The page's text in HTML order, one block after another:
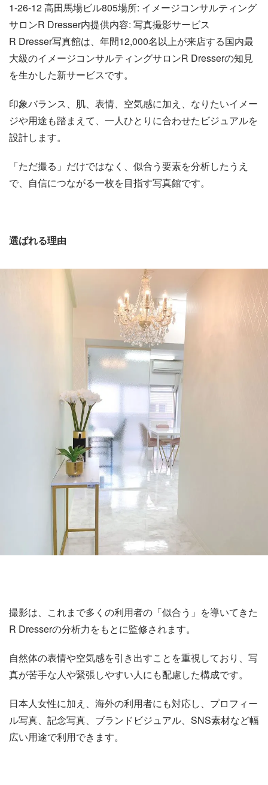
1-26-12 高田馬場ビル805場所: イメージコンサルティング
サロンR Dresser内提供内容: 写真撮影サービス
R Dresser写真館は、年間12,000名以上が来店する国内最
大級のイメージコンサルティングサロンR Dresserの知見
を生かした新サービスです。
印象バランス、肌、表情、空気感に加え、なりたいイメー
ジや用途も踏まえて、一人ひとりに合わせたビジュアルを
設計します。
「ただ撮る」だけではなく、似合う要素を分析したうえ
で、自信につながる一枚を目指す写真館です。
選ばれる理由
撮影は、これまで多くの利用者の「似合う」を導いてきた
R Dresserの分析力をもとに監修されます。
自然体の表情や空気感を引き出すことを重視しており、写
真が苦手な人や緊張しやすい人にも配慮した構成です。
日本人女性に加え、海外の利用者にも対応し、プロフィー
ル写真、記念写真、ブランドビジュアル、SNS素材など幅
広い用途で利用できます。